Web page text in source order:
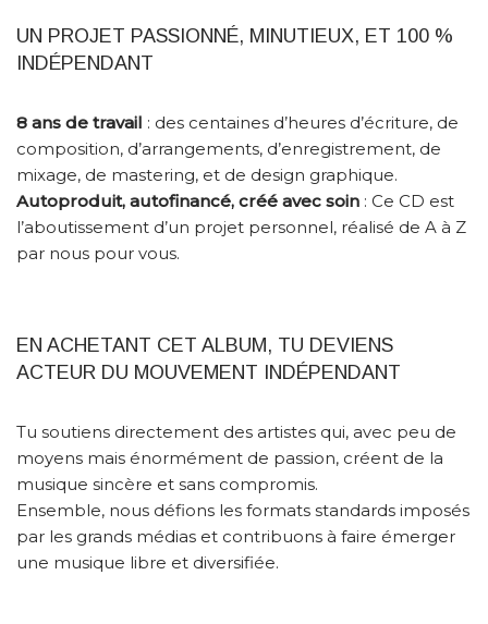
UN PROJET PASSIONNÉ, MINUTIEUX, ET 100 %
INDÉPENDANT
8 ans de travail : des centaines d’heures d’écriture, de
composition, d’arrangements, d’enregistrement, de
mixage, de mastering, et de design graphique.
Autoproduit, autofinancé, créé avec soin : Ce CD est
l’aboutissement d’un projet personnel, réalisé de A à Z
par nous pour vous.
EN ACHETANT CET ALBUM, TU DEVIENS
ACTEUR DU MOUVEMENT INDÉPENDANT
Tu soutiens directement des artistes qui, avec peu de
moyens mais énormément de passion, créent de la
musique sincère et sans compromis.
Ensemble, nous défions les formats standards imposés
par les grands médias et contribuons à faire émerger
une musique libre et diversifiée.